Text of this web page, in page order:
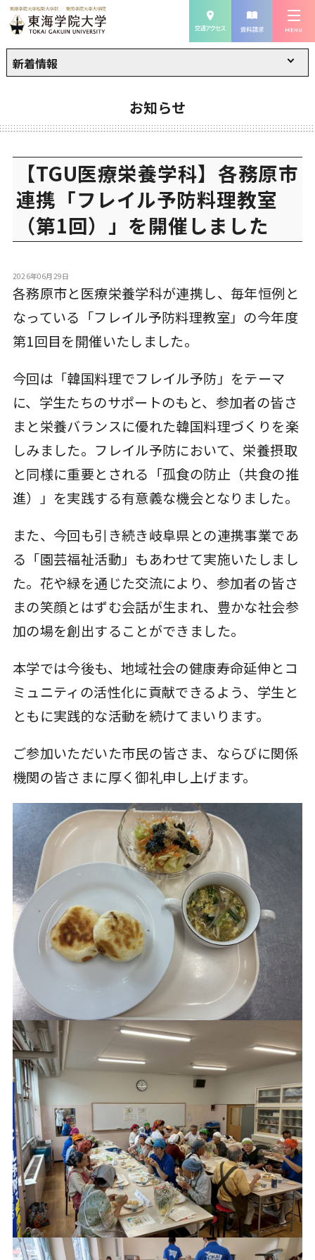
新着情報
お知らせ
【TGU医療栄養学科】各務原市
連携「フレイル予防料理教室
（第1回）」を開催しました
2026年06月29日
各務原市と医療栄養学科が連携し、毎年恒例と
なっている「フレイル予防料理教室」の今年度
第1回目を開催いたしました。
今回は「韓国料理でフレイル予防」をテーマ
に、学生たちのサポートのもと、参加者の皆さ
まと栄養バランスに優れた韓国料理づくりを楽
しみました。フレイル予防において、栄養摂取
と同様に重要とされる「孤食の防止（共食の推
進）」を実践する有意義な機会となりました。
また、今回も引き続き岐阜県との連携事業であ
る「園芸福祉活動」もあわせて実施いたしまし
た。花や緑を通じた交流により、参加者の皆さ
まの笑顔とはずむ会話が生まれ、豊かな社会参
加の場を創出することができました。
本学では今後も、地域社会の健康寿命延伸とコ
ミュニティの活性化に貢献できるよう、学生と
ともに実践的な活動を続けてまいります。
ご参加いただいた市民の皆さま、ならびに関係
機関の皆さまに厚く御礼申し上げます。